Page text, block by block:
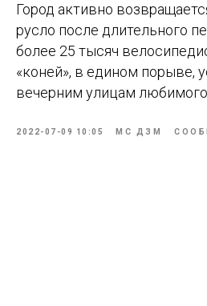
Город активно
русло после длительного
более 25 тысяч
«коней», в едином порыве,
вечерним улицам любимого
2022-07-09 10:05 МС ДЗМ